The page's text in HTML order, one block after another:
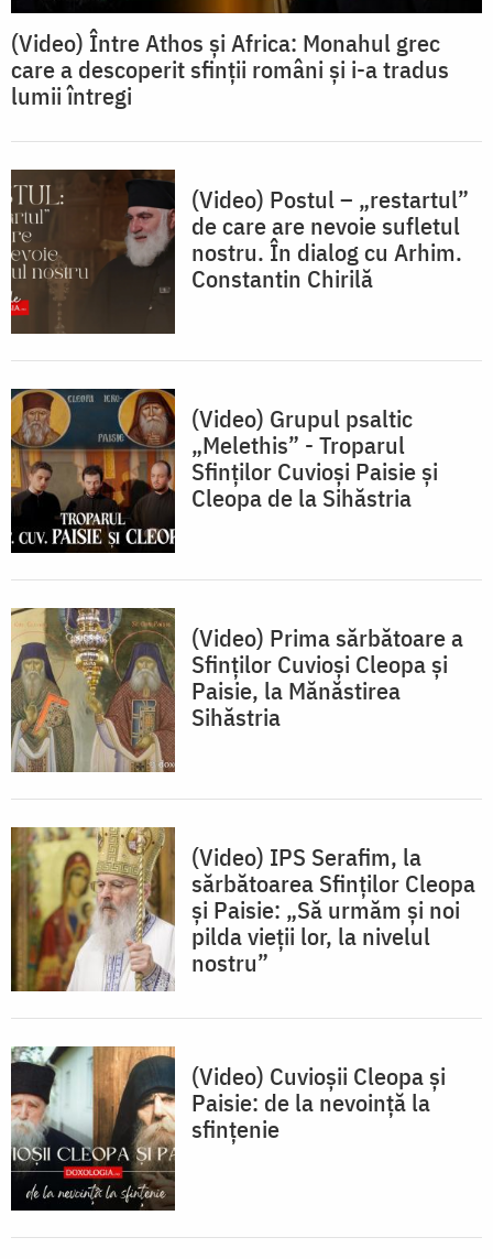
(Video) Între Athos și Africa: Monahul grec
care a descoperit sfinții români și i-a tradus
lumii întregi
(Video) Postul – „restartul”
de care are nevoie sufletul
nostru. În dialog cu Arhim.
Constantin Chirilă
(Video) Grupul psaltic
„Melethis” - Troparul
Sfinților Cuvioși Paisie și
Cleopa de la Sihăstria
(Video) Prima sărbătoare a
Sfinților Cuvioși Cleopa și
Paisie, la Mănăstirea
Sihăstria
(Video) IPS Serafim, la
sărbătoarea Sfinților Cleopa
și Paisie: „Să urmăm și noi
pilda vieții lor, la nivelul
nostru”
(Video) Cuvioșii Cleopa și
Paisie: de la nevoință la
sfințenie